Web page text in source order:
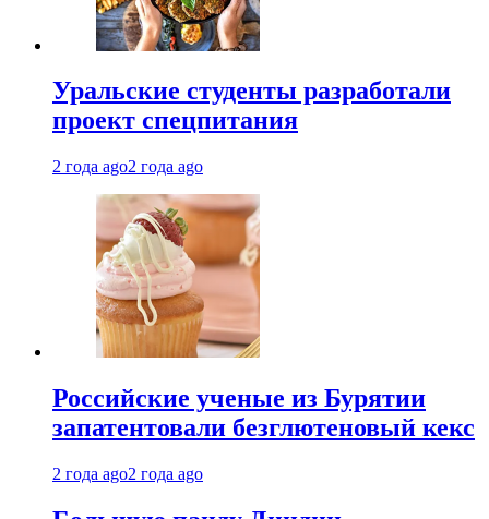
Уральские студенты разработали
проект спецпитания
2 года ago2 года ago
Российские ученые из Бурятии
запатентовали безглютеновый кекс
2 года ago2 года ago